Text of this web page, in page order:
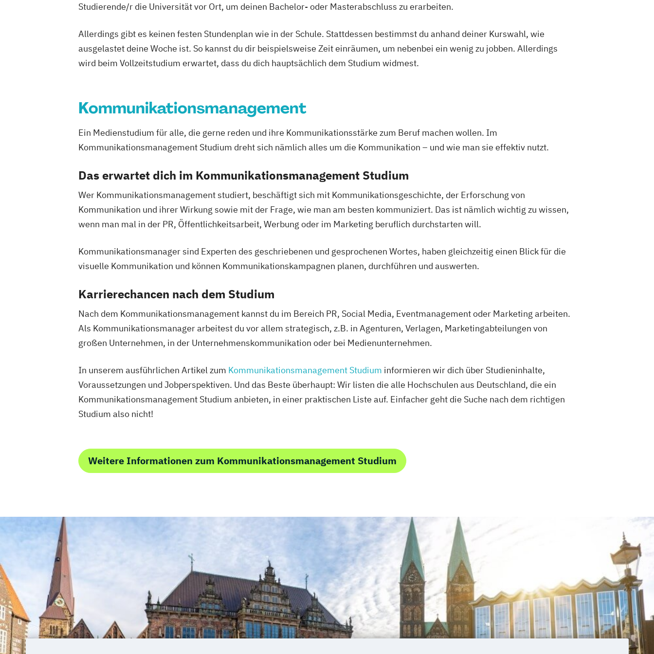
VR & Game Development (DE/EN)
Reality / Game Programming
Wirtschaftsrecht World Music (EN)
Studierende/r die Universität vor Ort, um deinen Bachelor- oder Masterabschluss zu erarbeiten.
Allerdings gibt es keinen festen Stundenplan wie in der Schule. Stattdessen bestimmst du anhand deiner Kurswahl, wie
ausgelastet deine Woche ist. So kannst du dir beispielsweise Zeit einräumen, um nebenbei ein wenig zu jobben. Allerdings
wird beim Vollzeitstudium erwartet, dass du dich hauptsächlich dem Studium widmest.
Kommunikationsmanagement
Ein Medienstudium für alle, die gerne reden und ihre Kommunikationsstärke zum Beruf machen wollen. Im
Kommunikationsmanagement Studium dreht sich nämlich alles um die Kommunikation – und wie man sie effektiv nutzt.
Das erwartet dich im Kommunikationsmanagement Studium
Wer Kommunikationsmanagement studiert, beschäftigt sich mit Kommunikationsgeschichte, der Erforschung von
Kommunikation und ihrer Wirkung sowie mit der Frage, wie man am besten kommuniziert. Das ist nämlich wichtig zu wissen,
wenn man mal in der PR, Öffentlichkeitsarbeit, Werbung oder im Marketing beruflich durchstarten will.
Kommunikationsmanager sind Experten des geschriebenen und gesprochenen Wortes, haben gleichzeitig einen Blick für die
visuelle Kommunikation und können Kommunikationskampagnen planen, durchführen und auswerten.
Karrierechancen nach dem Studium
Nach dem Kommunikationsmanagement kannst du im Bereich PR, Social Media, Eventmanagement oder Marketing arbeiten.
Als Kommunikationsmanager arbeitest du vor allem strategisch, z.B. in Agenturen, Verlagen, Marketingabteilungen von
großen Unternehmen, in der Unternehmenskommunikation oder bei Medienunternehmen.
In unserem ausführlichen Artikel zum Kommunikationsmanagement Studium informieren wir dich über Studieninhalte,
Voraussetzungen und Jobperspektiven. Und das Beste überhaupt: Wir listen die alle Hochschulen aus Deutschland, die ein
Kommunikationsmanagement Studium anbieten, in einer praktischen Liste auf. Einfacher geht die Suche nach dem richtigen
Studium also nicht!
Weitere Informationen zum Kommunikationsmanagement Studium